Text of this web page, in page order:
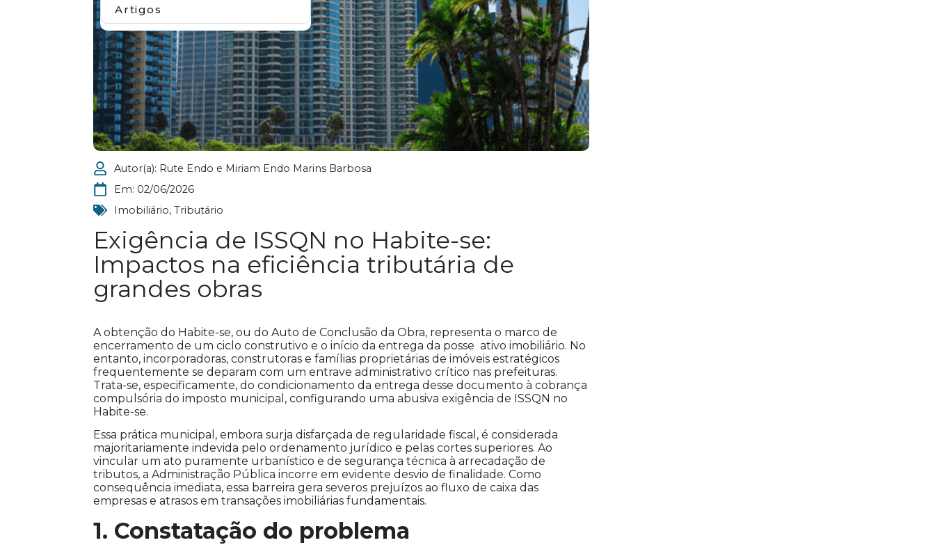
Autor(a): Rute Endo e Miriam Endo Marins Barbosa
Em: 02/06/2026
Imobiliário,Tributário
Exigência de ISSQN no Habite-se:
Impactos na eficiência tributária de
grandes obras
A obtenção do Habite-se, ou do Auto de Conclusão da Obra, representa o marco de
encerramento de um ciclo construtivo e o início da entrega da posse ativo imobiliário. No
entanto, incorporadoras, construtoras e famílias proprietárias de imóveis estratégicos
frequentemente se deparam com um entrave administrativo crítico nas prefeituras.
Trata-se, especificamente, do condicionamento da entrega desse documento à cobrança
compulsória do imposto municipal, configurando uma abusiva exigência de ISSQN no
Habite-se.
Essa prática municipal, embora surja disfarçada de regularidade fiscal, é considerada
majoritariamente indevida pelo ordenamento jurídico e pelas cortes superiores. Ao
vincular um ato puramente urbanístico e de segurança técnica à arrecadação de
tributos, a Administração Pública incorre em evidente desvio de finalidade. Como
consequência imediata, essa barreira gera severos prejuízos ao fluxo de caixa das
empresas e atrasos em transações imobiliárias fundamentais.
1. Constatação do problema
Artigos